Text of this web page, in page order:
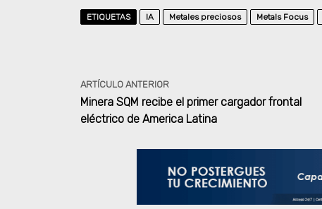
ETIQUETAS IA Metales preciosos Metals Focus
ARTÍCULO ANTERIOR
Minera SQM recibe el primer cargador frontal
eléctrico de America Latina